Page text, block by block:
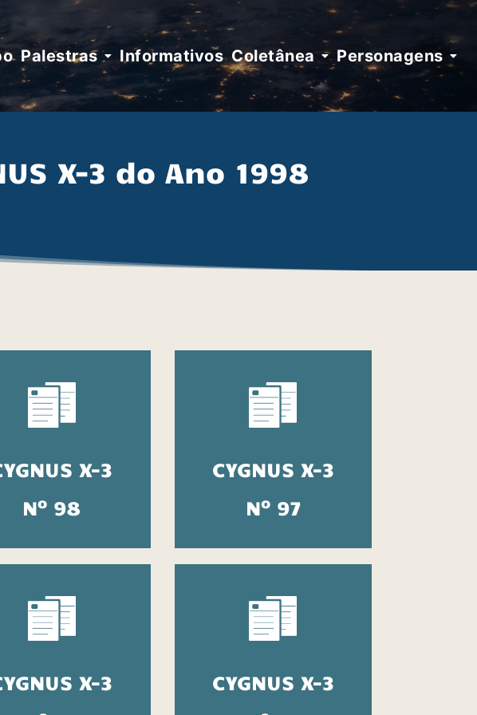
Palestras Informativos Coletânea Personagens
X-3 do Ano 1998
X-3
No 98
CYGNUS X-3
No97
X-3
CYGNUS X-3